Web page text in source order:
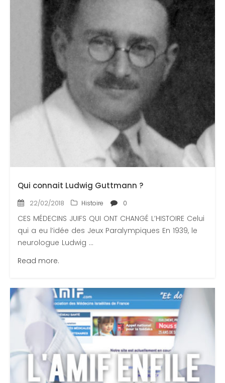
Qui connait Ludwig Guttmann ?
22/02/2018 Histoire 0
CES MÉDECINS JUIFS QUI ONT CHANGÉ L’HISTOIRE Celui
qui a eu l’idée des Jeux Paralympiques En 1939, le
neurologue Ludwig ...
Read more.